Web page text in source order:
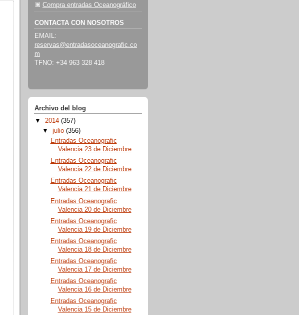
Compra entradas Oceanográfico
CONTACTA CON NOSOTROS
EMAIL:
reservas@entradasoceanografic.co
m
TFNO: +34 963 328 418
Archivo del blog
▼ 2014 (357)
▼julio(356)
Entradas Oceanografic
Valencia 23 de Diciembre
Entradas Oceanografic
Valencia 22 de Diciembre
Entradas Oceanografic
Valencia 21 de Diciembre
Entradas Oceanografic
Valencia 20 de Diciembre
Entradas Oceanografic
Valencia 19 de Diciembre
Entradas Oceanografic
Valencia 18 de Diciembre
Entradas Oceanografic
Valencia 17 de Diciembre
Entradas Oceanografic
Valencia 16 de Diciembre
Entradas Oceanografic
Valencia 15 de Diciembre